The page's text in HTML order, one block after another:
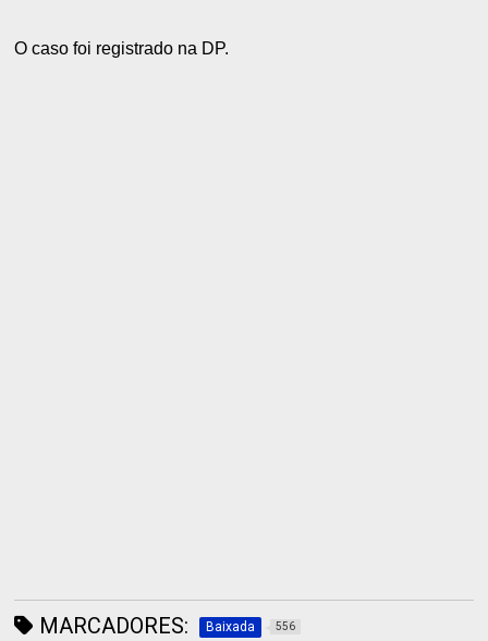
O caso foi registrado na DP.
MARCADORES: Baixada 556